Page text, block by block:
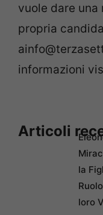
vuole dare una
propria
informazioni
Articoli
la
loro